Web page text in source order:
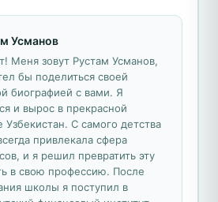
Усманов
Меня зовут Рустам Усманов,
бы поделиться своей
биографией с вами. Я
и вырос в прекрасной
Узбекистан. С самого детства
привлекала сфера
и я решил превратить эту
в свою профессию. После
школы я поступил в